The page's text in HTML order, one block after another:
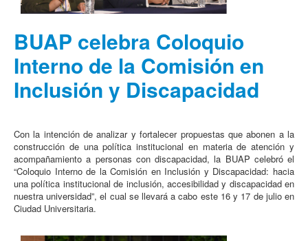
BUAP celebra Coloquio
Interno de la Comisión en
Inclusión y Discapacidad
Con la intención de analizar y fortalecer propuestas que abonen a la
construcción de una política institucional en materia de atención y
acompañamiento a personas con discapacidad, la BUAP celebró el
“Coloquio Interno de la Comisión en Inclusión y Discapacidad: hacia
una política institucional de inclusión, accesibilidad y discapacidad en
nuestra universidad”, el cual se llevará a cabo este 16 y 17 de julio en
Ciudad Universitaria.